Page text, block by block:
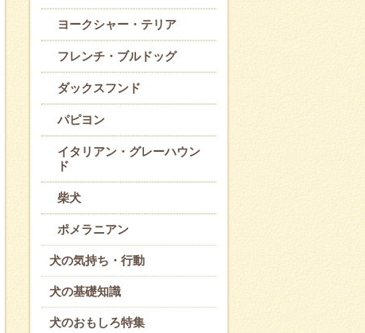
ヨークシャー・テリア
フレンチ・ブルドッグ
ダックスフンド
パピヨン
イタリアン・グレーハウン
ド
柴犬
ポメラニアン
犬の気持ち・行動
犬の基礎知識
犬のおもしろ特集